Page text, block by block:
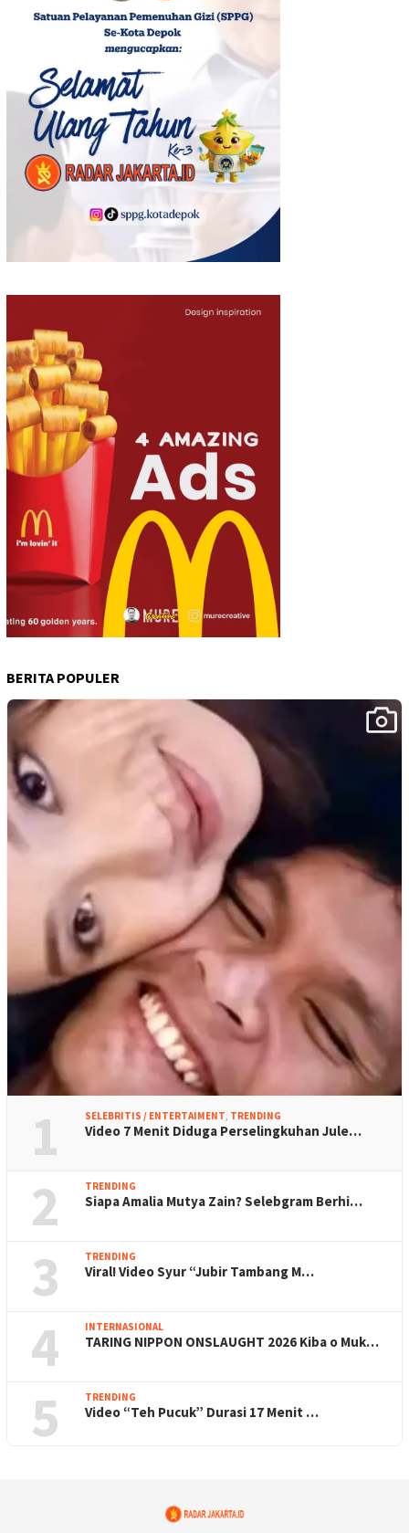
BERITA POPULER
1 SELEBRITIS / ENTERTAIMENT TRENDING
Video 7 Menit Diduga Perselingkuhan Jule…
2 TRENDING
Siapa Amalia Mutya Zain? Selebgram Berhi…
3 TRENDING
Viral! Video Syur “Jubir Tambang M…
4 INTERNASIONAL
TARING NIPPON ONSLAUGHT 2026 Kiba o Muk…
5 TRENDING
Video “Teh Pucuk” Durasi 17 Menit …